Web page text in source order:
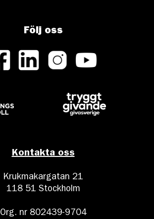
Kontakta oss
Krukmakargatan 21
118 51 Stockholm
Org. nr 802439-9704
Följ oss